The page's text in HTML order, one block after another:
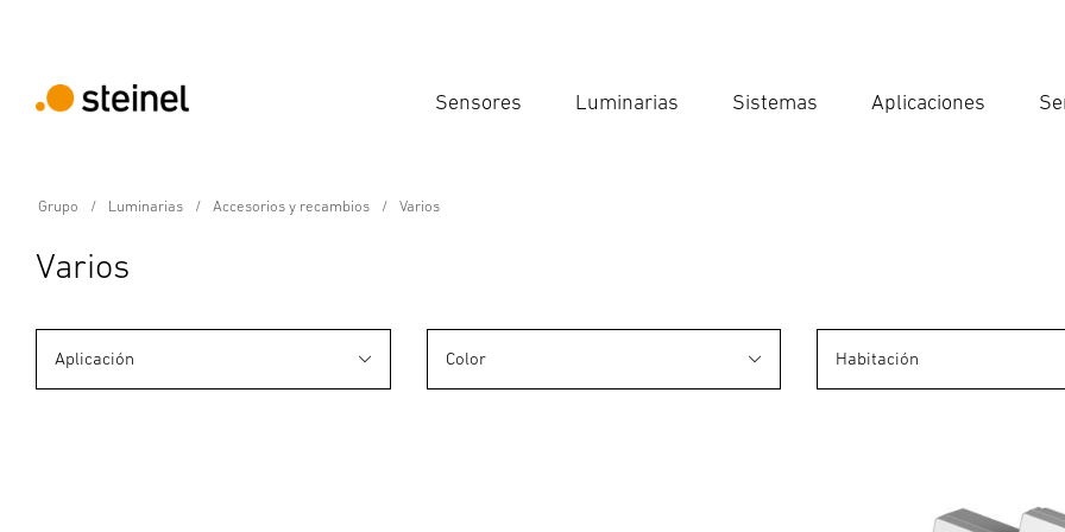
Sensores Luminarias Sistemas Aplicaciones
Grupo Luminarias Accesorios y recambios Varios
Varios
Aplicación Color Habitación